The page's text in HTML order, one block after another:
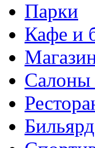
Парки
Кафе и
Салоны